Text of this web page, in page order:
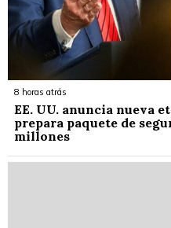
8 horas atrás
EE. UU. anuncia nueva
prepara paquete de
millones